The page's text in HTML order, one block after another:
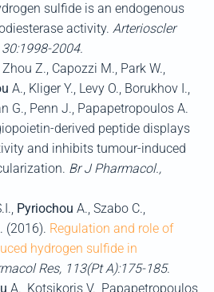
sulfide is an endogenous
activity. Arterioscler
30:1998-2004.
Z., Capozzi M., Park W.,
A., Kliger Y., Levy O., Borukhov I.,
G., Penn J., Papapetropoulos A.
derived peptide displays
and inhibits tumour-induced
Br J Pharmacol.,
Pyriochou A., Szabo C.,
(2016). Regulation and role of
hydrogen sulfide in
Res, 113(Pt A):175-185.
A., Kotsikoris V., Papapetropoulos